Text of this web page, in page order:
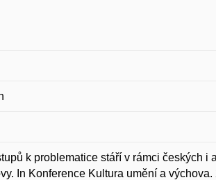
k problematice stáří v rámci českých i
In Konference Kultura umění a výchova.